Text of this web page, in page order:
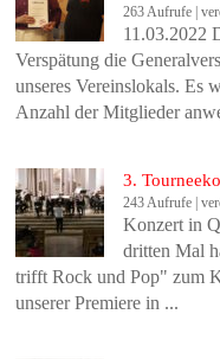
263 Aufrufe |
11.03.2022
Verspätung die
unseres Vereinslokals. Es
Anzahl der Mitglieder
3.
243 Aufrufe |
Konzert in
dritten Mal
trifft Rock und Pop" zum
unserer Premiere in ...